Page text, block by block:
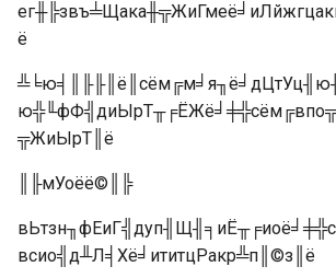
ё
╦ЖиЫрТ║ё
║╟мУоёё©║╠
всио╣д╨Л╡Хё╛ититцРакр╩п║©з║ё